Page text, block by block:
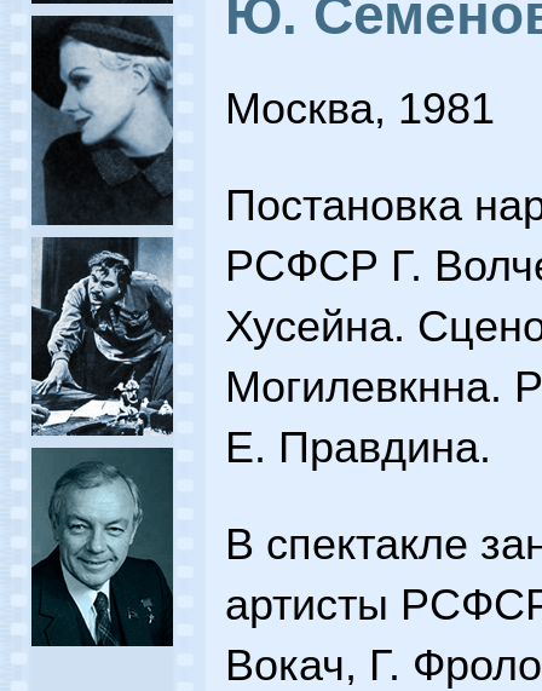
Ю.
Москва, 1981
Постановка
РСФСР Г.
Хусейна.
Могилевкнна.
Е. Правдина.
В спектакле
артисты
Вокач, Г.